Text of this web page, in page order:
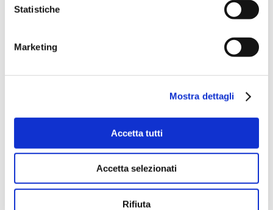
Statistiche
Marketing
Mostra dettagli
Accetta tutti
Accetta selezionati
Rifiuta